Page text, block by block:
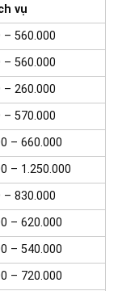
vụ
– 560.000
– 560.000
– 260.000
– 570.000
– 660.000
– 1.250.000
– 830.000
– 620.000
– 540.000
– 720.000